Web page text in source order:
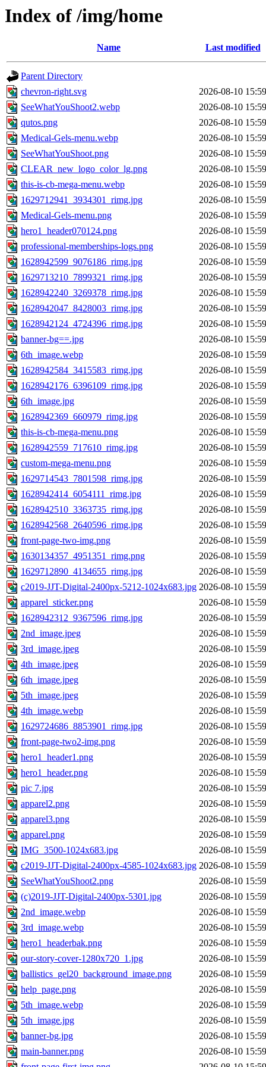
Index of /img/home
Name Last modified
Parent Directory
chevron-right.svg
2026-08-10 15:59
SeeWhatYouShoot2.webp
2026-08-10 15:59
qutos.png
2026-08-10 15:59
Medical-Gels-menu.webp
2026-08-10 15:59
SeeWhatYouShoot.png
2026-08-10 15:59
CLEAR_new_logo_color_lg.png
2026-08-10 15:59
this-is-cb-mega-menu.webp
2026-08-10 15:59
1629712941_3934301_rimg.jpg
2026-08-10 15:59
Medical-Gels-menu.png
2026-08-10 15:59
hero1_header070124.png
2026-08-10 15:59
professional-memberships-logs.png
2026-08-10 15:59
1628942599_9076186_rimg.jpg
2026-08-10 15:59
1629713210_7899321_rimg.jpg
2026-08-10 15:59
1628942240_3269378_rimg.jpg
2026-08-10 15:59
1628942047_8428003_rimg.jpg
2026-08-10 15:59
1628942124_4724396_rimg.jpg
2026-08-10 15:59
banner-bg==.jpg
2026-08-10 15:59
6th_image.webp
2026-08-10 15:59
1628942584_3415583_rimg.jpg
2026-08-10 15:59
1628942176_6396109_rimg.jpg
2026-08-10 15:59
6th_image.jpg
2026-08-10 15:59
1628942369_660979_rimg.jpg
2026-08-10 15:59
this-is-cb-mega-menu.png
2026-08-10 15:59
1628942559_717610_rimg.jpg
2026-08-10 15:59
custom-mega-menu.png
2026-08-10 15:59
1629714543_7801598_rimg.jpg
2026-08-10 15:59
1628942414_6054111_rimg.jpg
2026-08-10 15:59
1628942510_3363735_rimg.jpg
2026-08-10 15:59
1628942568_2640596_rimg.jpg
2026-08-10 15:59
front-page-two-img.png
2026-08-10 15:59
1630134357_4951351_rimg.png
2026-08-10 15:59
1629712890_4134655_rimg.jpg
2026-08-10 15:59
c2019-JJT-Digital-2400px-5212-1024x683.jpg 2026-08-10 15:59
apparel_sticker.png
2026-08-10 15:59
1628942312_9367596_rimg.jpg
2026-08-10 15:59
2nd_image.jpeg
2026-08-10 15:59
3rd_image.jpeg
2026-08-10 15:59
4th_image.jpeg
2026-08-10 15:59
6th_image.jpeg
2026-08-10 15:59
5th_image.jpeg
2026-08-10 15:59
4th_image.webp
2026-08-10 15:59
1629724686_8853901_rimg.jpg
2026-08-10 15:59
front-page-two2-img.png
2026-08-10 15:59
hero1_header1.png
2026-08-10 15:59
hero1_header.png
2026-08-10 15:59
pic 7.jpg
2026-08-10 15:59
apparel2.png
2026-08-10 15:59
apparel3.png
2026-08-10 15:59
apparel.png
2026-08-10 15:59
IMG_3500-1024x683.jpg
2026-08-10 15:59
c2019-JJT-Digital-2400px-4585-1024x683.jpg 2026-08-10 15:59
SeeWhatYouShoot2.png
2026-08-10 15:59
(c)2019-JJT-Digital-2400px-5301.jpg
2026-08-10 15:59
2nd_image.webp
2026-08-10 15:59
3rd_image.webp
2026-08-10 15:59
hero1_headerbak.png
2026-08-10 15:59
our-story-cover-1280x720_1.jpg
2026-08-10 15:59
ballistics_gel20_background_image.png
2026-08-10 15:59
help_page.png
2026-08-10 15:59
5th_image.webp
2026-08-10 15:59
5th_image.jpg
2026-08-10 15:59
banner-bg.jpg
2026-08-10 15:59
main-banner.png
2026-08-10 15:59